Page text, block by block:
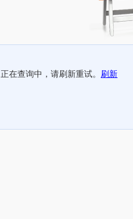
正在查询中，请刷新重试。 刷新